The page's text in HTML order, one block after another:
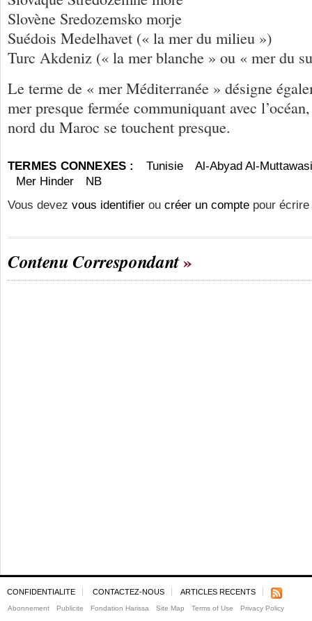
Slovène Sredozemsko morje
Suédois Medelhavet (« la mer du milieu »)
Turc Akdeniz (« la mer blanche » ou « mer du
Le terme de « mer Méditerranée » désigne
mer presque fermée communiquant avec
nord du Maroc se touchent presque.
TERMES CONNEXES : Tunisie
Al-Abyad Al-
Mer Hinder
NB
Vous devez vous identifier ou créer un compte pour
Contenu Correspondant
CONFIDENTIALITE CONTACTEZ-NOUS ARTICLES RECENTS
Abonnement Publicite Fondation Harissa Site Map Terms of Use Privacy Policy